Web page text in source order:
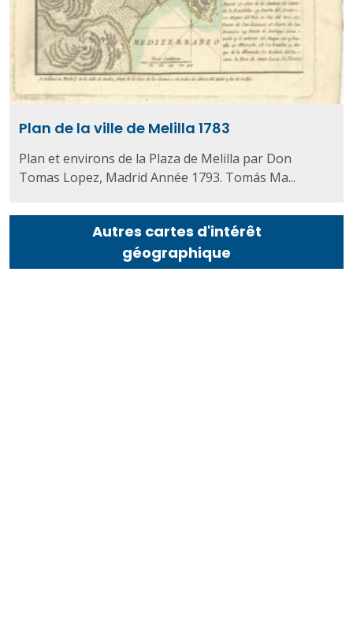
Plan de la ville de Melilla 1783
Plan et environs de la Plaza de Melilla par Don
Tomas Lopez, Madrid Année 1793. Tomás Ma...
Autres cartes d'intérêt
géographique